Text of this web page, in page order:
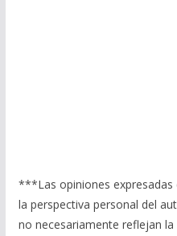
***Las opiniones expresadas
la perspectiva personal del
no necesariamente reflejan